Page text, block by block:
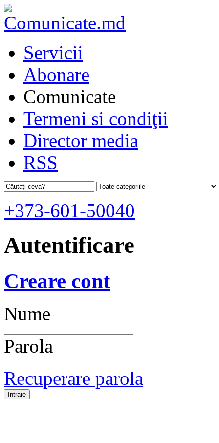
Servicii
Abonare
Comunicate
Termeni si condiţii
Director media
RSS
+373-601-50040
Autentificare
Creare cont
Nume
Parola
Recuperare parola